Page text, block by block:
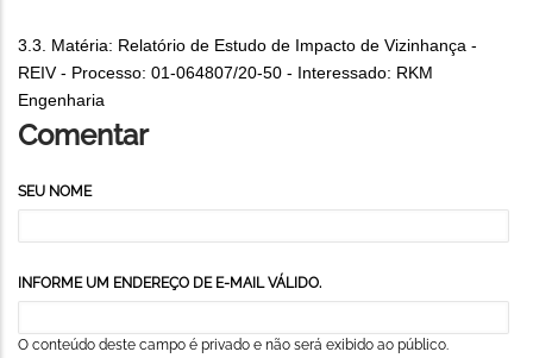
3.3. Matéria: Relatório de Estudo de Impacto de Vizinhança -
REIV - Processo: 01-064807/20-50 - Interessado: RKM
Engenharia
Comentar
SEU NOME
INFORME UM ENDEREÇO DE E-MAIL VÁLIDO.
O conteúdo deste campo é privado e não será exibido ao público.